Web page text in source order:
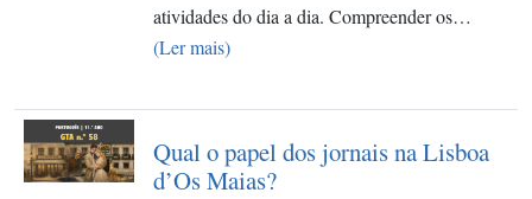
atividades do dia a dia. Compreender os…
(Ler mais)
Qual o papel dos jornais na Lisboa
d’Os Maias?